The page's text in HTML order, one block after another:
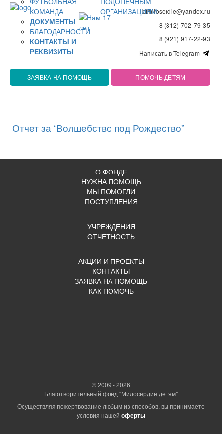
bfmiloserdie@yandex.ru
8 (812) 702-79-35
8 (921) 917-22-93
Написать в Telegram
КОМАНДА
ДОКУМЕНТЫ
БЛАГОДАРНОСТИ
КОНТАКТЫ И
РЕКВИЗИТЫ
ОРГАНИЗАЦИЯМ
ЗАЯВКА НА ПОМОЩЬ ПОМОЧЬ ДЕТЯМ
Отчет за “Волшебство под Рождество”
О ФОНДЕ
НУЖНА ПОМОЩЬ
МЫ ПОМОГЛИ
ПОСТУПЛЕНИЯ
УЧРЕЖДЕНИЯ
ОТЧЕТНОСТЬ
АКЦИИ И ПРОЕКТЫ
КОНТАКТЫ
ЗАЯВКА НА ПОМОЩЬ
КАК ПОМОЧЬ
© 2009 - 2026
Благотворительный фонд "Милосердие детям"
Осуществляя пожертвование любым из способов, вы принимаете
условия нашей оферты